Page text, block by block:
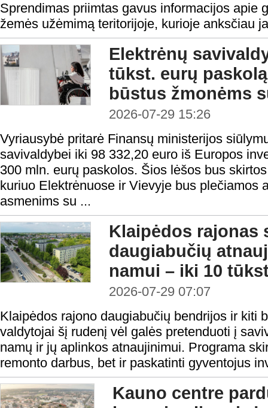
Sprendimas priimtas gavus informacijos apie
žemės užėmimą teritorijoje, kurioje anksčiau
Elektrėnų
tūkst. eurų
būstus žmonėms
2026-07-29 15:26
Vyriausybė pritarė Finansų ministerijos
savivaldybei iki 98 332,20 euro iš Europos
300 mln. eurų paskolos. Šios lėšos bus
kuriuo Elektrėnuose ir Vievyje bus plečiamos
asmenims su ...
Klaipėdos rajonas
daugiabučių
namui – iki 10
2026-07-29 07:07
Klaipėdos rajono daugiabučių bendrijos ir kiti
valdytojai šį rudenį vėl galės pretenduoti į
namų ir jų aplinkos atnaujinimui. Programa
remonto darbus, bet ir paskatinti gyventojus
Kauno centre